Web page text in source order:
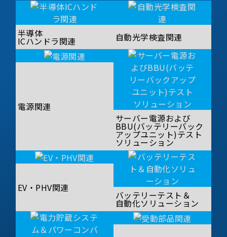
半導体
ICハンドラ関連 自動光学検査関連
電源関連
サーバー電源および
BBU(バッテリーバック
アップユニット)テスト
ソリューション
EV・PHV関連
バッテリーテスト＆
自動化ソリューション